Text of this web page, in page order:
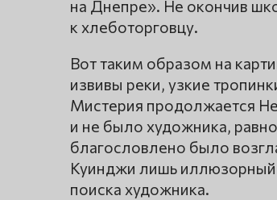
на Днепре». Не окончив
к хлеботорговцу.
Вот таким образом на
извивы реки, узкие
Мистерия продолжается
и не было художника,
благословлено было
Куинджи лишь иллюзорный
поиска художника.